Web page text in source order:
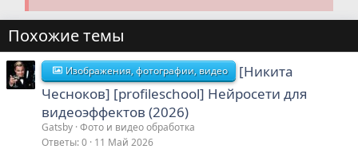
Похожие темы
Изображения, фотографии, видео
[Никита
Чесноков] [profileschool] Нейросети для
видеоэффектов (2026)
Gatsby Фото и видео обработка
Ответы 0 11 Май 2026